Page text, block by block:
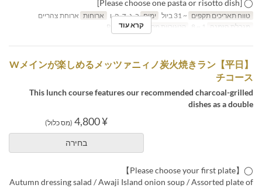
◯ [Please choose one pasta or risotto dish]
טווח תאריכים תקפים ~ 31 ביול ימים ב, ג, ד, ה, ו ארוחות ארוחת צהריים
מגבלת הזמנה
קטגוריית מקום Restaurant
קרא עוד
【平日】Wメインが楽しめるメッツァニィノ炭火焼きラン
チコース
This lunch course features our recommended charcoal-grilled
dishes as a double
¥ 4,800 (מס כלול)
בחירה
◯【Please choose your first plate】
Autumn dressing salad / Awaji Island onion soup / Assorted plate of